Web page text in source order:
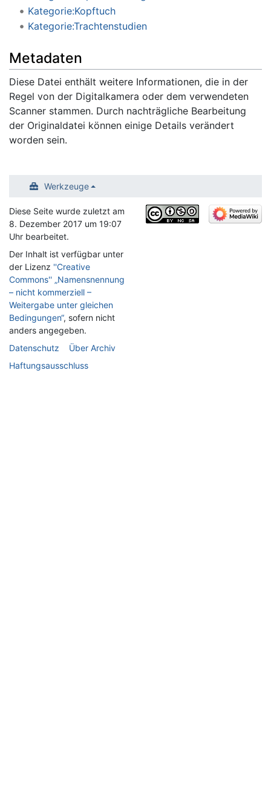
Kategorie:Kopftuch
Kategorie:Trachtenstudien
Metadaten
Diese Datei enthält weitere Informationen, die in der
Regel von der Digitalkamera oder dem verwendeten
Scanner stammen. Durch nachträgliche Bearbeitung
der Originaldatei können einige Details verändert
worden sein.
Werkzeuge
Diese Seite wurde zuletzt am
8. Dezember 2017 um 19:07
Uhr bearbeitet.
Der Inhalt ist verfügbar unter
der Lizenz ''Creative
Commons'' „Namensnennung
– nicht kommerziell –
Weitergabe unter gleichen
Bedingungen“, sofern nicht
anders angegeben.
Datenschutz
Über Archiv
Haftungsausschluss